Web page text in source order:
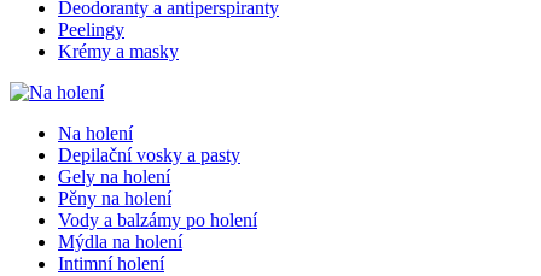
Deodoranty a antiperspiranty
Peelingy
Krémy a masky
Na holení
Depilační vosky a pasty
Gely na holení
Pěny na holení
Vody a balzámy po holení
Mýdla na holení
Intimní holení